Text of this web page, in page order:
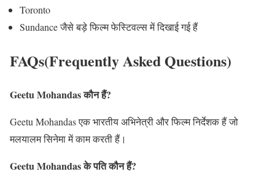
Toronto
Sundance जैसे बड़े फिल्म फेस्टिवल्स में दिखाई गई हैं
FAQs(Frequently Asked Questions)
Geetu Mohandas कौन हैं?
Geetu Mohandas एक भारतीय अभिनेत्री और फिल्म निर्देशक हैं जो
मलयालम सिनेमा में काम करती हैं।
Geetu Mohandas के पति कौन हैं?